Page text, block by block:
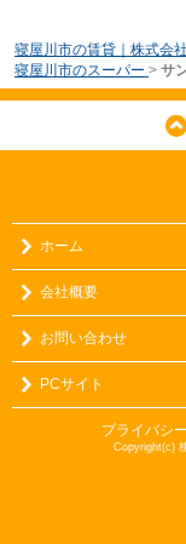
寝屋川市の賃貸｜株式会
寝屋川市のスーパー > サ
ホーム
会社概要
お問い合わせ
PCサイト
プライバシ
Copyright(c)